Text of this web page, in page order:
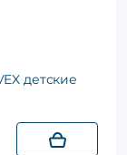
детские